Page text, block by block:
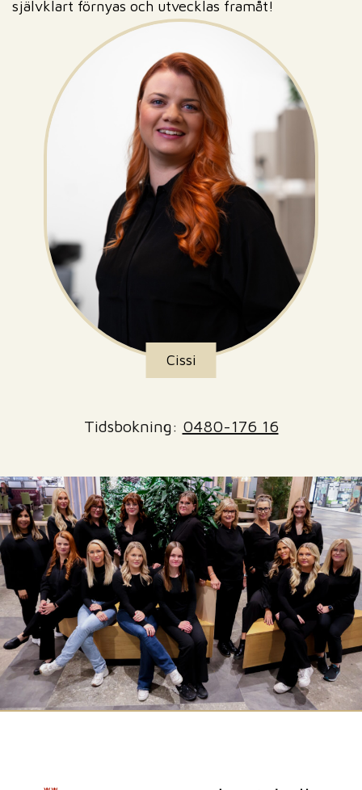
självklart förnyas och utvecklas framåt!
Cissi
Tidsbokning: 0480-176 16